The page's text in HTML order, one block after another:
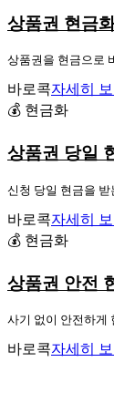
상품권 현금
상품권을 현금으로
바로콕자세히 보
💰 현금화
상품권 당일
신청 당일 현금을 받
바로콕자세히 보
💰 현금화
상품권 안전
사기 없이 안전하게
바로콕자세히 보